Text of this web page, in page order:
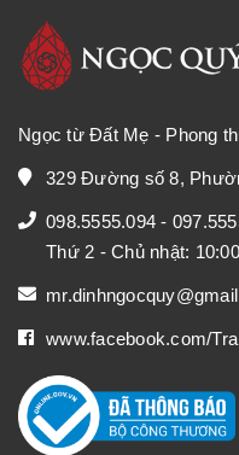
Ngọc từ Đất Mẹ - Phong
329 Đường số 8,
098.5555.094 -
Thứ 2 - Chủ nhật:
www.facebook.com/